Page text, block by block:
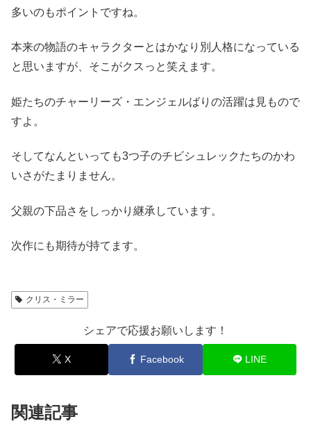
多いのもポイントですね。
本来の物語のキャラクターとはかなり別人格になっている
と思いますが、そこがクスっと笑えます。
姫たちのチャーリーズ・エンジェルばりの活躍は見もので
すよ。
そしてなんといっても3つ子のチビシュレックたちのかわ
いさがたまりません。
父親の下品さをしっかり継承しています。
次作にも期待が持てます。
クリス・ミラー
シェアで応援お願いします！
X Facebook LINE
関連記事